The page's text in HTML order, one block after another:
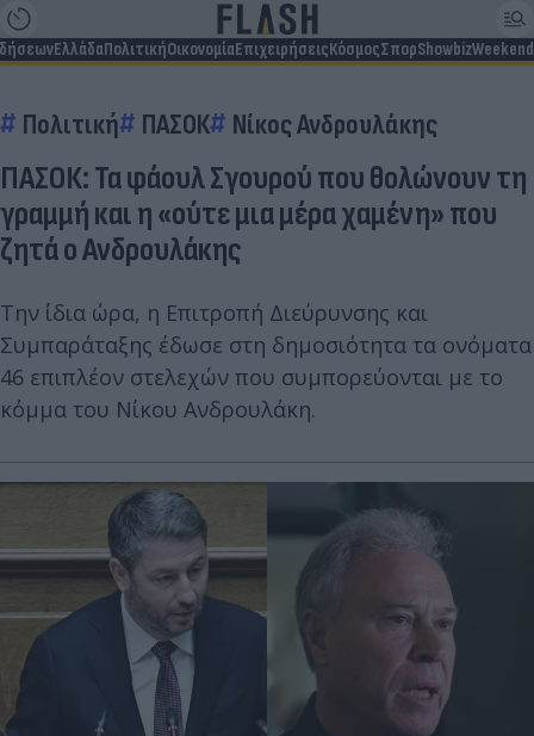
ΕλλάδαΠολιτικήΟικονομίαΕπιχειρήσειςΚόσμοςΣπορShowbizWeekend
Πολιτική ΠΑΣΟΚ Νίκος Ανδρουλάκης
ΠΑΣΟΚ: Τα φάουλ Σγουρού που θολώνουν τη
γραμμή και η «ούτε μια μέρα χαμένη» που
ζητά ο Ανδρουλάκης
Την ίδια ώρα, η Επιτροπή Διεύρυνσης και
Συμπαράταξης έδωσε στη δημοσιότητα τα ονόματα
46 επιπλέον στελεχών που συμπορεύονται με το
κόμμα του Νίκου Ανδρουλάκη.